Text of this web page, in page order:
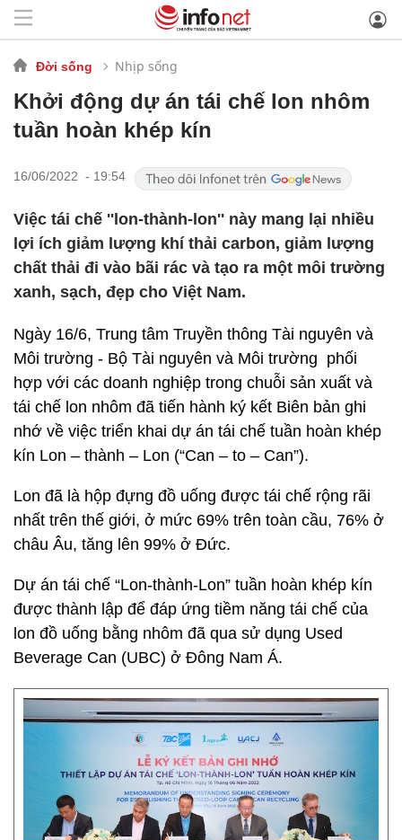
Đời sống Nhịp sống
Khởi động dự án tái chế lon nhôm
tuần hoàn khép kín
16/06/2022 - 19:54
Việc tái chế ''lon-thành-lon'' này mang lại nhiều
lợi ích giảm lượng khí thải carbon, giảm lượng
chất thải đi vào bãi rác và tạo ra một môi trường
xanh, sạch, đẹp cho Việt Nam.
Ngày 16/6, Trung tâm Truyền thông Tài nguyên và
Môi trường - Bộ Tài nguyên và Môi trường phối
hợp với các doanh nghiệp trong chuỗi sản xuất và
tái chế lon nhôm đã tiến hành ký kết Biên bản ghi
nhớ về việc triển khai dự án tái chế tuần hoàn khép
kín Lon – thành – Lon (“Can – to – Can”).
Lon đã là hộp đựng đồ uống được tái chế rộng rãi
nhất trên thế giới, ở mức 69% trên toàn cầu, 76% ở
châu Âu, tăng lên 99% ở Đức.
Dự án tái chế “Lon-thành-Lon” tuần hoàn khép kín
được thành lập để đáp ứng tiềm năng tái chế của
lon đồ uống bằng nhôm đã qua sử dụng Used
Beverage Can (UBC) ở Đông Nam Á.